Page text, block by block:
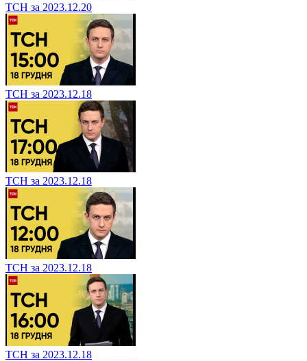
ТСН за 2023.12.20
ТСН за 2023.12.18
ТСН за 2023.12.18
ТСН за 2023.12.18
ТСН за 2023.12.18